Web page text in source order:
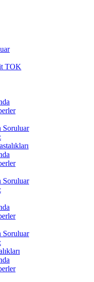
TOK
Soruluar
Soruluar
Soruluar